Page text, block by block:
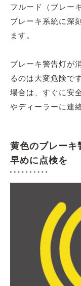
フルード（ブレー
ブレーキ系統に深
ます。
ブレーキ警告灯が
るのは大変危険で
場合は、すぐに安
やディーラーに連
黄色のブレーキ
早めに点検を